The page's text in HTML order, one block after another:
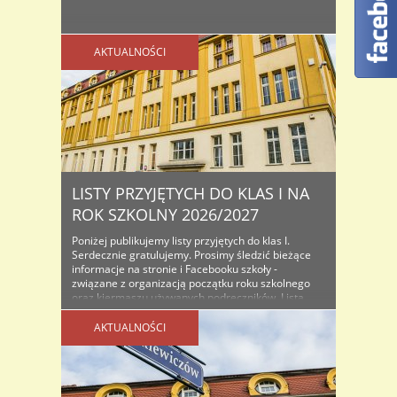
AKTUALNOŚCI
LISTY PRZYJĘTYCH DO KLAS I NA
ROK SZKOLNY 2026/2027
Poniżej publikujemy listy przyjętych do klas I.
Serdecznie gratulujemy. Prosimy śledzić bieżące
informacje na stronie i Facebooku szkoły -
związane z organizacją początku roku szkolnego
oraz kiermaszu używanych podręczników. Lista
osób przyjętych do klas I na rok szkolny...
AKTUALNOŚCI